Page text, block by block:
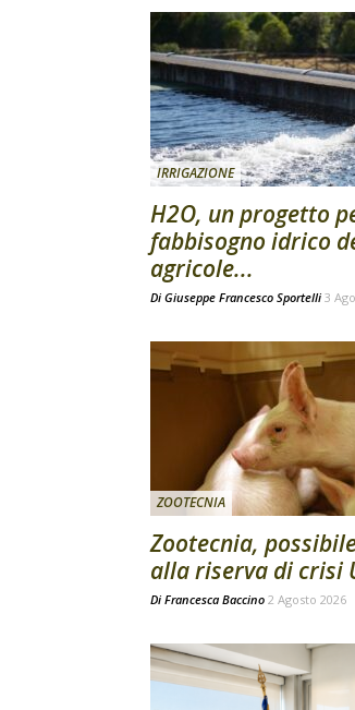
IRRIGAZIONE
H2O, un progetto
fabbisogno idrico
agricole...
Di Giuseppe Francesco Sportelli 3
ZOOTECNIA
Zootecnia,
alla riserva di crisi
Di Francesca Baccino 2 Agosto 2026